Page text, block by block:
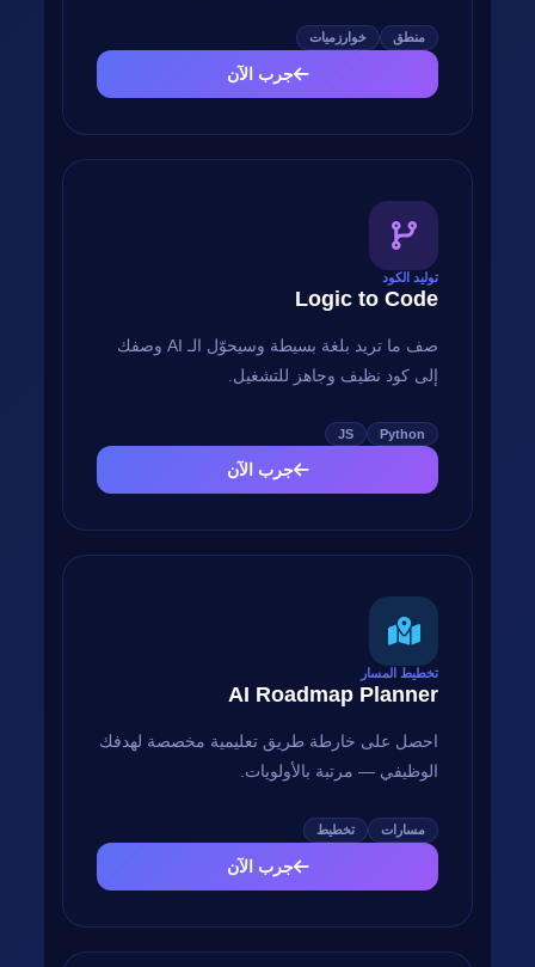
منطق خوارزميات
جرب الآن
توليد الكود
Logic to Code
صف ما تريد بلغة بسيطة وسيحوّل الـ AI وصفك
إلى كود نظيف وجاهز للتشغيل.
Python
JS
جرب الآن
تخطيط المسار
AI Roadmap Planner
احصل على خارطة طريق تعليمية مخصصة لهدفك
الوظيفي — مرتبة بالأولويات.
مسارات تخطيط
جرب الآن